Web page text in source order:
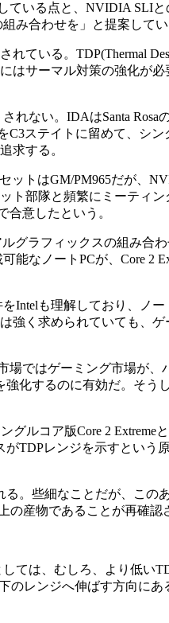
ている点と、NVIDIA SLI
み合わせを」と提案してい
ている。TDP(Thermal
はサーマル対策の強化が必
れない。IDAはSanta Rosa
C3ステイトに留めて、シン
求する。
ットはGM/PM965だが、
ト部隊と頻繁にミーティン
合意したという。
グラフィックスの組み合
なノートPCが、Core 2
Intelも理解しており、ノー
強く求められていても、ゲ
ではゲーミング市場が、
化するのに有効だ。そう
グルコア版Core 2 Extreme
TDPレンジを示すという
。些細なことだが、この
の産物であることが再確認
ては、むしろ、より低い
のレンジへ伸ばす方向にあ